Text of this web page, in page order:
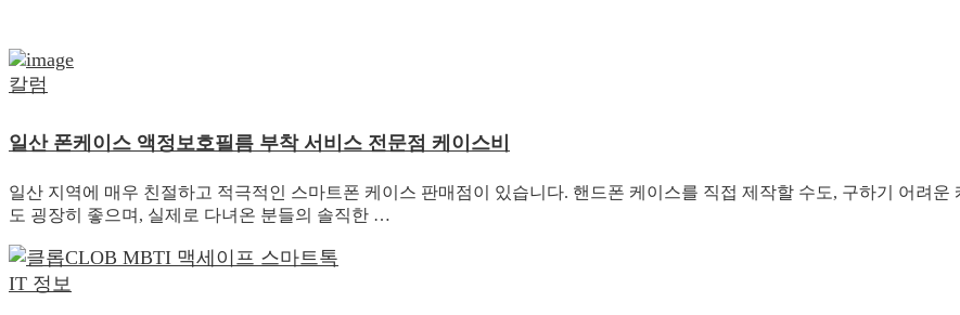
칼럼
일산 폰케이스 액정보호필름 부착 서비스 전문점 케이스비
일산 지역에 매우 친절하고 적극적인 스마트폰 케이스 판매점이 있습니다. 핸드폰 케이스를 직접 제작할 수도, 구하기 어려
도 굉장히 좋으며, 실제로 다녀온 분들의 솔직한 …
IT 정보